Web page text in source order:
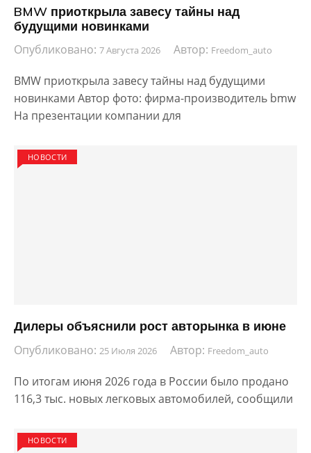
BMW приоткрыла завесу тайны над
будущими новинками
Опубликовано: 7 Августа 2026 Автор: Freedom_auto
BMW приоткрыла завесу тайны над будущими
новинками Автор фото: фирма-производитель bmw
На презентации компании для
НОВОСТИ
Дилеры объяснили рост авторынка в июне
Опубликовано: 25 Июля 2026 Автор: Freedom_auto
По итогам июня 2026 года в России было продано
116,3 тыс. новых легковых автомобилей, сообщили
НОВОСТИ